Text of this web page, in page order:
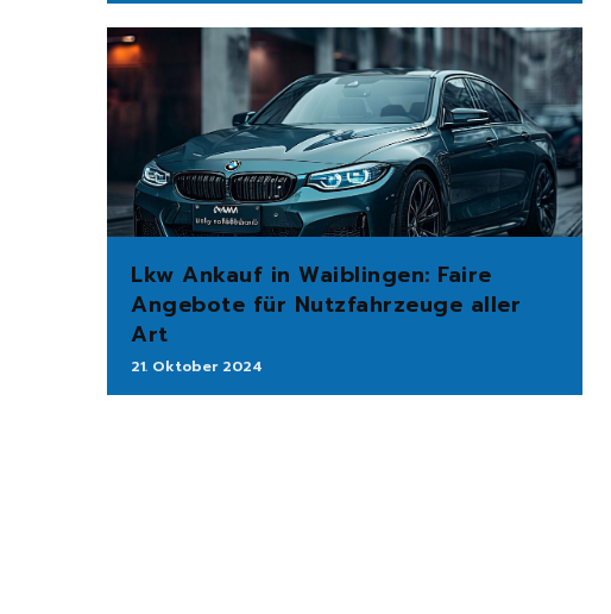
Lkw Ankauf in Waiblingen: Faire
Angebote für Nutzfahrzeuge aller
Art
21. Oktober 2024